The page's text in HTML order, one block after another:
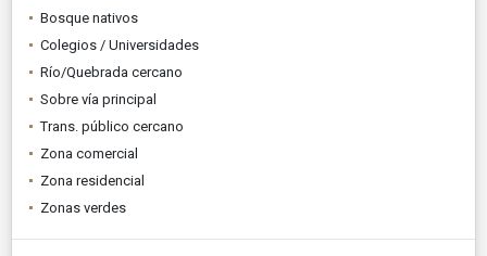
Bosque nativos
Colegios / Universidades
Río/Quebrada cercano
Sobre vía principal
Trans. público cercano
Zona comercial
Zona residencial
Zonas verdes